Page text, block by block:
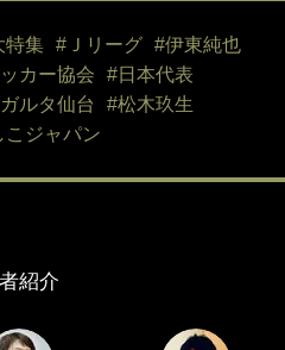
特集 #Ｊリーグ
#伊東純也
カー協会
#日本代表
ルタ仙台
#松木玖生
こジャパン
紹介